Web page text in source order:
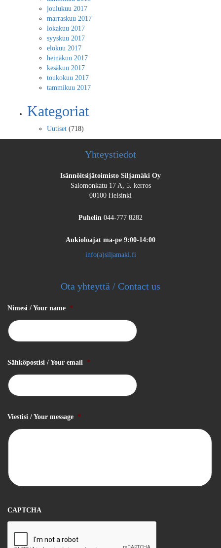
joulukuu 2017
marraskuu 2017
lokakuu 2017
syyskuu 2017
elokuu 2017
heinäkuu 2017
kesäkuu 2017
toukokuu 2017
tammikuu 2017
Kategoriat
Uutiset (718)
Yhteystiedot
Isännöitsijätoimisto Siljamäki Oy
Salomonkatu 17 A, 5. kerros
00100 Helsinki
Puhelin 044-777 8282
Aukioloajat ma-pe 9:00-14:00
info(a)siljamaki.fi
Ota yhteyttä / Contact us
Nimesi / Your name *
Sähköpostisi / Your email *
Viestisi / Your message *
CAPTCHA